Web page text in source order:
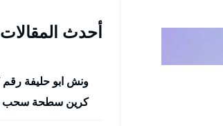
أحدث المقالات
كرين سطحة سحب